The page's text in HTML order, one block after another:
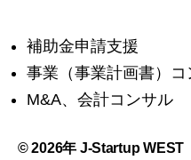
補助金申請支援
事業（事業計画書）コ
M&A、会計コンサル
© 2026年 J-Startup WEST